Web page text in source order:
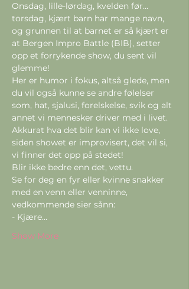
Onsdag, lille-lørdag, kvelden før...
torsdag, kjært barn har mange navn,
og grunnen til at barnet er så kjært er
at Bergen Impro Battle (BIB), setter
opp et forrykende show, du sent vil
glemme!
Her er humor i fokus, altså glede, men
du vil også kunne se andre følelser
som, hat, sjalusi, forelskelse, svik og alt
annet vi mennesker driver med i livet.
Akkurat hva det blir kan vi ikke love,
siden showet er improvisert, det vil si,
vi finner det opp på stedet!
Blir ikke bedre enn det, vettu.
Se for deg en fyr eller kvinne snakker
med en venn eller venninne,
vedkommende sier sånn:
- Kjære…
Show More